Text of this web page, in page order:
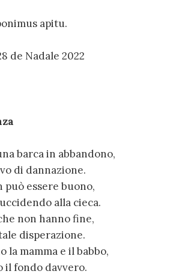
apitu.
de Nadale 2022
barca in abbandono,
di dannazione.
può essere buono,
alla cieca.
non hanno fine,
disperazione.
la mamma e il babbo,
il fondo davvero.